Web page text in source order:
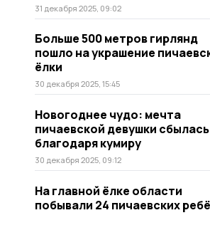
31 декабря 2025, 09:02
Больше 500 метров гирлянд
пошло на украшение
ёлки
30 декабря 2025, 15:45
Новогоднее чудо: мечта
пичаевской девушки сбылась
благодаря кумиру
30 декабря 2025, 09:12
На главной ёлке области
побывали 24 пичаевских